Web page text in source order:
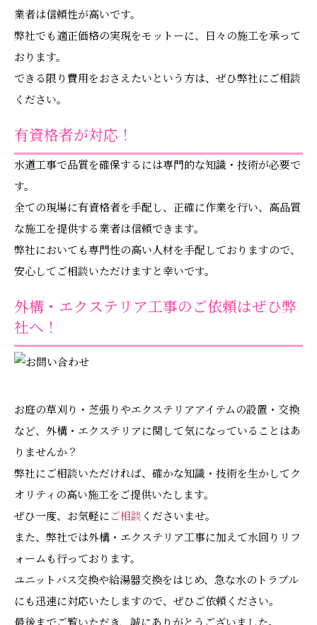
業者は信頼性が高いです。
弊社でも適正価格の実現をモットーに、日々の施工を承って
おります。
できる限り費用をおさえたいという方は、ぜひ弊社にご相談
ください。
有資格者が対応！
水道工事で品質を確保するには専門的な知識・技術が必要で
す。
全ての現場に有資格者を手配し、正確に作業を行い、高品質
な施工を提供する業者は信頼できます。
弊社においても専門性の高い人材を手配しておりますので、
安心してご相談いただけますと幸いです。
外構・エクステリア工事のご依頼はぜひ弊
社へ！
お庭の草刈り・芝張りやエクステリアアイテムの設置・交換
など、外構・エクステリアに関して気になっていることはあ
りませんか？
弊社にご相談いただければ、確かな知識・技術を生かしてク
オリティの高い施工をご提供いたします。
ぜひ一度、お気軽に ご相談 くださいませ。
また、弊社では外構・エクステリア工事に加えて水回りリフ
ォームも行っております。
ユニットバス交換や給湯器交換をはじめ、急な水のトラブル
にも迅速に対応いたしますので、ぜひご依頼ください。